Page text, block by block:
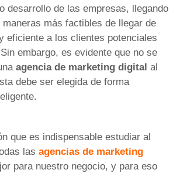
desarrollo de las empresas, llegando
más factibles de llegar de
eficiente a los clientes potenciales
embargo, es evidente que no se
agencia de marketing digital al
debe ser elegida de forma
que es indispensable estudiar al
las agencias de marketing
para nuestro negocio, y para eso